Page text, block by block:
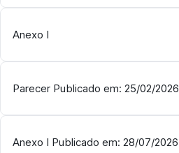
Anexo I
Parecer Publicado em: 25/02/2026
Anexo I Publicado em: 28/07/2026